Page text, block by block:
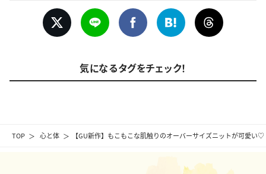
TOP 心と体 【GU新作】もこもこな肌触りのオーバーサイズニットが可愛い♡
気になるタグをチェック！